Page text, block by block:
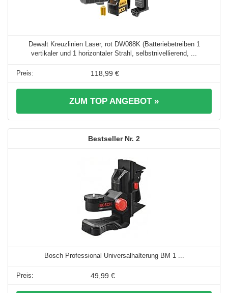
Dewalt Kreuzlinien Laser, rot DW088K (Batteriebetreiben 1
vertikaler und 1 horizontaler Strahl, selbstnivellierend, ...
118,99 €
ZUM TOP ANGEBOT »
2
Bosch Professional Universalhalterung BM 1 ...
49,99 €